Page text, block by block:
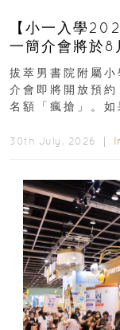
【小一入學
一簡介會將於8
｜更設有網上重
拔萃男書院附屬
介會即將開放預
名額「瘋搶」。
30th July, 2026 ｜